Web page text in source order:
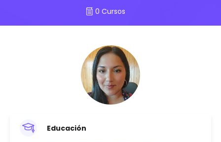
0 Cursos
Educación